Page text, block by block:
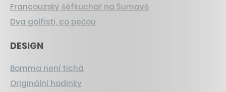
Francouzský šéfkuchař na Šumavě
Dva golfisti, co pečou
DESIGN
Bomma není tichá
Originální hodinky